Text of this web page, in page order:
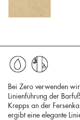
Bei Zero verwenden
Linienführung der
Krepps an der
ergibt eine elegante